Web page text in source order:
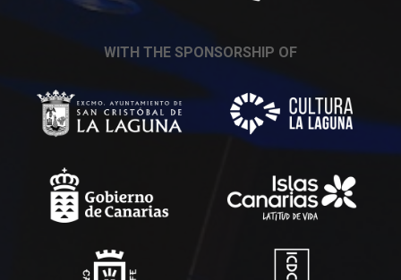
WITH THE SPONSORSHIP OF